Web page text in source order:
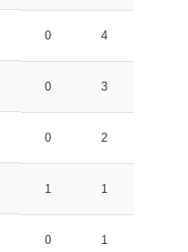
0 4
0 3
0 2
1 1
0 1